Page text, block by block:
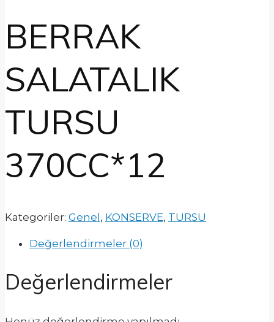
BERRAK
SALATALIK
TURSU
370CC*12
Kategoriler: Genel , KONSERVE, TURSU
Değerlendirmeler (0)
Değerlendirmeler